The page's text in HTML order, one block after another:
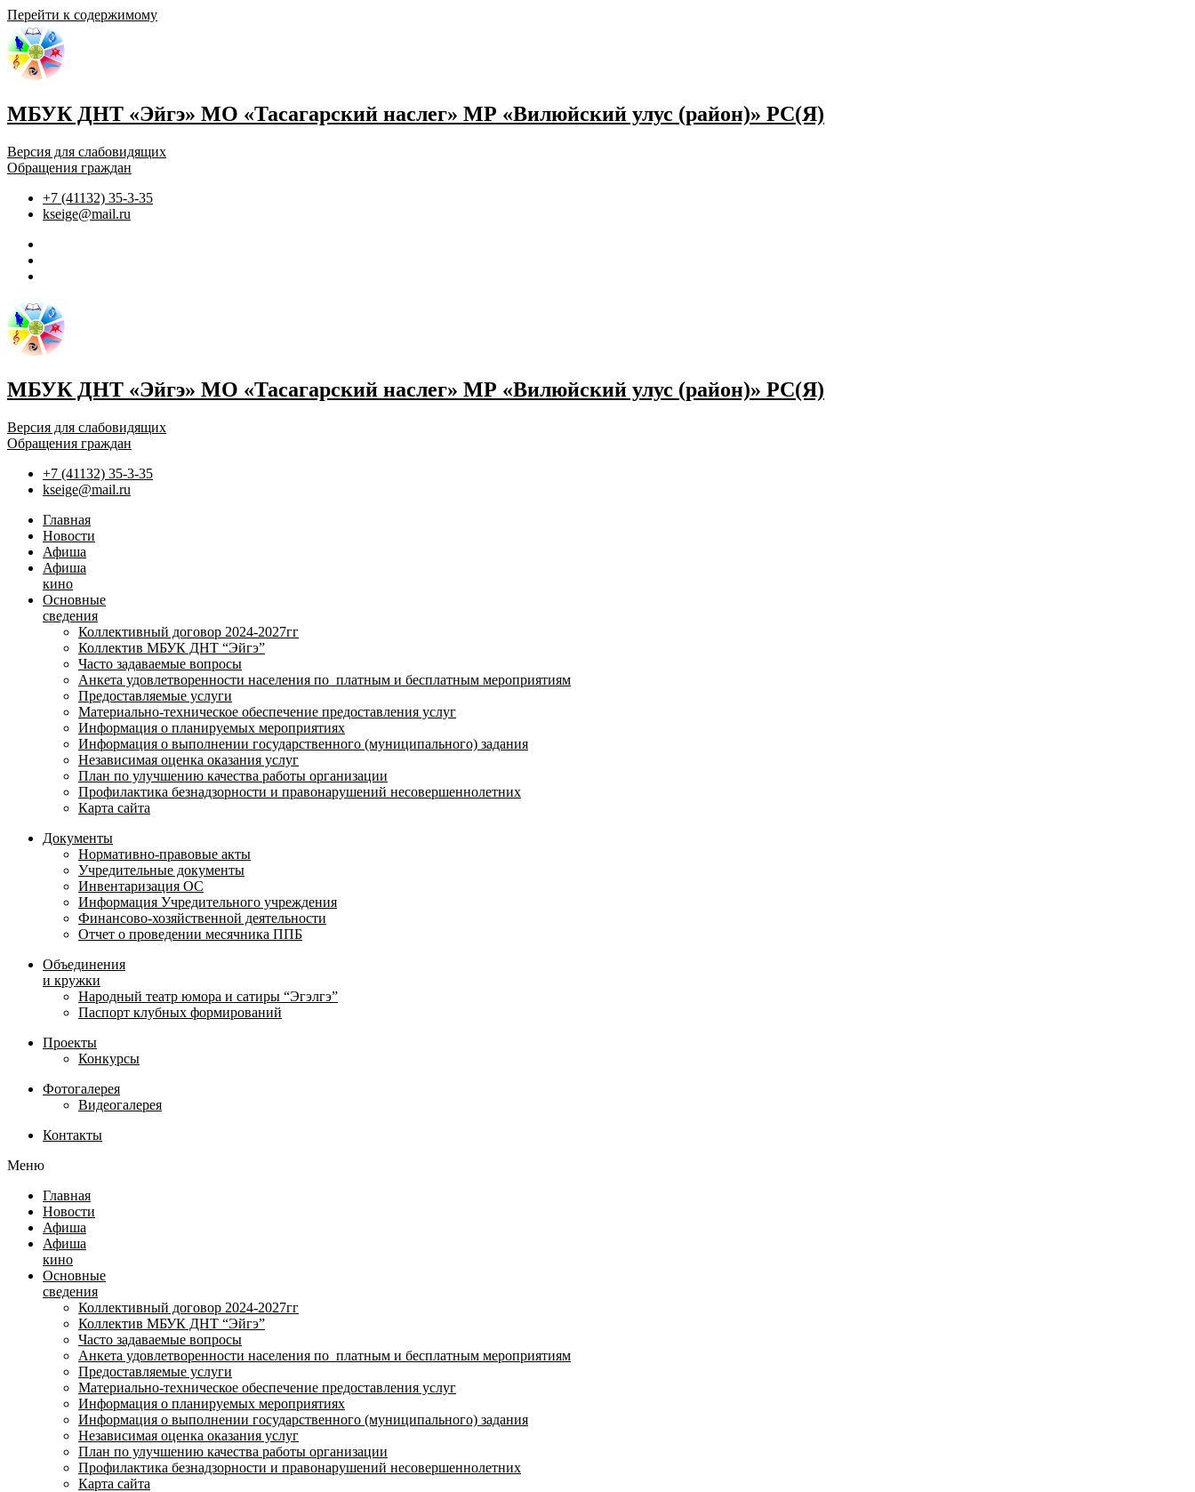
Перейти к содержимому
МБУК ДНТ «Эйгэ» МО «Тасагарский наслег» МР «Вилюйский улус (район)» РС(Я)
Версия для слабовидящих
Обращения граждан
+7 (41132) 35-3-35
kseige@mail.ru
МБУК ДНТ «Эйгэ» МО «Тасагарский наслег» МР «Вилюйский улус (район)» РС(Я)
Версия для слабовидящих
Обращения граждан
+7 (41132) 35-3-35
kseige@mail.ru
Главная
Новости
Афиша
Афиша
кино
Основные
сведения
Коллективный договор 2024-2027гг
Коллектив МБУК ДНТ “Эйгэ”
Часто задаваемые вопросы
Анкета удовлетворенности населения по платным и бесплатным мероприятиям
Предоставляемые услуги
Материально-техническое обеспечение предоставления услуг
Информация о планируемых мероприятиях
Информация о выполнении государственного (муниципального) задания
Независимая оценка оказания услуг
План по улучшению качества работы организации
Профилактика безнадзорности и правонарушений несовершеннолетних
Карта сайта
Документы
Нормативно-правовые акты
Учредительные документы
Инвентаризация ОС
Информация Учредительного учреждения
Финансово-хозяйственной деятельности
Отчет о проведении месячника ППБ
Объединения
и кружки
Народный театр юмора и сатиры “Эгэлгэ”
Паспорт клубных формирований
Проекты
Конкурсы
Фотогалерея
Видеогалерея
Контакты
Меню
Главная
Новости
Афиша
Афиша
кино
Основные
сведения
Коллективный договор 2024-2027гг
Коллектив МБУК ДНТ “Эйгэ”
Часто задаваемые вопросы
Анкета удовлетворенности населения по платным и бесплатным мероприятиям
Предоставляемые услуги
Материально-техническое обеспечение предоставления услуг
Информация о планируемых мероприятиях
Информация о выполнении государственного (муниципального) задания
Независимая оценка оказания услуг
План по улучшению качества работы организации
Профилактика безнадзорности и правонарушений несовершеннолетних
Карта сайта